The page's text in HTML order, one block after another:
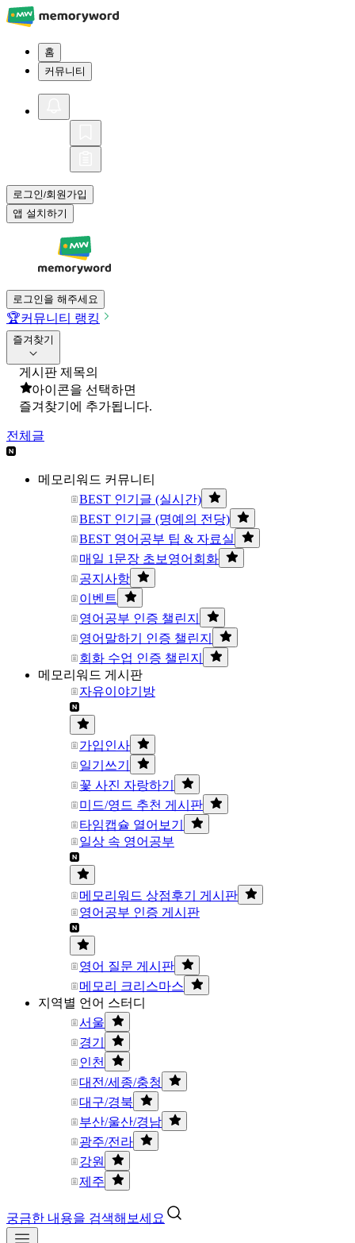
홈
커뮤니티
로그인/회원가입
앱 설치하기
로그인을 해주세요
🏆커뮤니티 랭킹
즐겨찾기
게시판 제목의
아이콘을 선택하면
즐겨찾기에 추가됩니다.
전체글
메모리워드 커뮤니티
BEST 인기글 (실시간)
BEST 인기글 (명예의 전당)
BEST 영어공부 팁 & 자료실
매일 1문장 초보영어회화
공지사항
이벤트
영어공부 인증 챌린지
영어말하기 인증 챌린지
회화 수업 인증 챌린지
메모리워드 게시판
자유이야기방
가입인사
일기쓰기
꽃 사진 자랑하기
미드/영드 추천 게시판
타임캡슐 열어보기
일상 속 영어공부
메모리워드 상점후기 게시판
영어공부 인증 게시판
영어 질문 게시판
메모리 크리스마스
지역별 언어 스터디
서울
경기
인천
대전/세종/충청
대구/경북
부산/울산/경남
광주/전라
강원
제주
궁금한 내용을 검색해보세요